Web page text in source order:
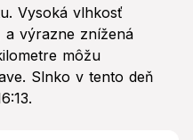
Vysoká vlhkosť
a výrazne znížená
môžu
Slnko v tento deň